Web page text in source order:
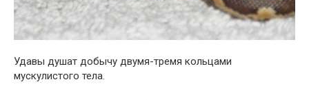
Удавы душат добычу двумя-тремя кольцами
мускулистого тела.